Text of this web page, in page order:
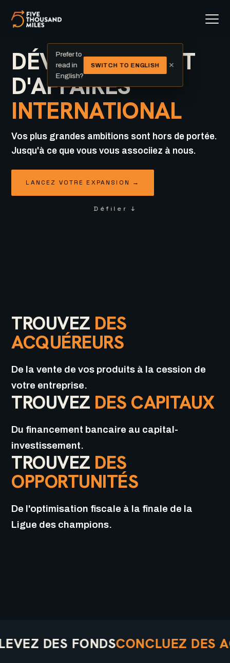
DÉVELOPPEMENT
D'AFFAIRES
INTERNATIONAL
Vos plus grandes ambitions sont hors de portée.
Jusqu'à ce que vous vous associiez à nous.
LANCEZ VOTRE EXPANSION →
Défiler ↓
TROUVEZ DES
ACQUÉREURS
De la vente de vos produits à la cession de
votre entreprise.
TROUVEZ DES CAPITAUX
Du financement bancaire au capital-
investissement.
TROUVEZ DES
OPPORTUNITÉS
De l'optimisation fiscale à la finale de la
Ligue des champions.
FONDSCONCLUEZ DES
Prefer to
read in
English?
SWITCH TO ENGLISH ×